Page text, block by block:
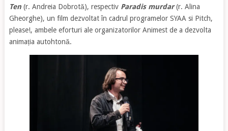
Ten(r. Andreia Dobrotă), respectiv Paradis murdar(r. Alina
Gheorghe), un film dezvoltat în cadrul programelor SYAA si Pitch,
please!, ambele eforturi ale organizatorilor Animest de a dezvolta
animația autohtonă.